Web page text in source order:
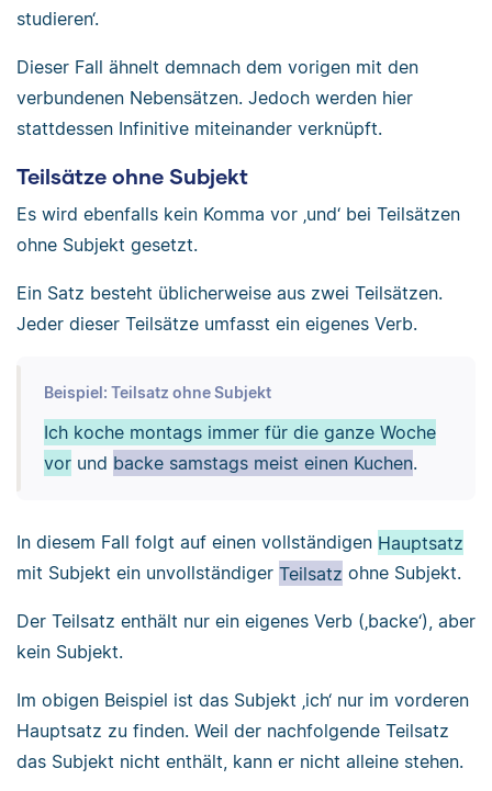
studieren‘.
Dieser Fall ähnelt demnach dem vorigen mit den
verbundenen Nebensätzen. Jedoch werden hier
stattdessen Infinitive miteinander verknüpft.
Teilsätze ohne Subjekt
Es wird ebenfalls kein Komma vor ‚und‘ bei Teilsätzen
ohne Subjekt gesetzt.
Ein Satz besteht üblicherweise aus zwei Teilsätzen.
Jeder dieser Teilsätze umfasst ein eigenes Verb.
Beispiel: Teilsatz ohne Subjekt
Ich koche montags immer für die ganze Woche
vorund backe samstags meist einen Kuchen.
In diesem Fall folgt auf einen vollständigen Hauptsatz
mit Subjekt ein unvollständiger Teilsatz ohne Subjekt.
Der Teilsatz enthält nur ein eigenes Verb (‚backe‘), aber
kein Subjekt.
Im obigen Beispiel ist das Subjekt ‚ich‘ nur im vorderen
Hauptsatz zu finden. Weil der nachfolgende Teilsatz
das Subjekt nicht enthält, kann er nicht alleine stehen.